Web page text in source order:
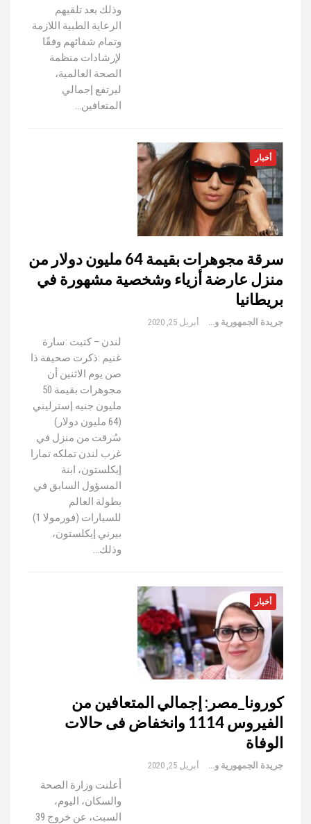
وذلك بعد تلقيهم
الرعاية الطبية اللازمة
وتمام شفائهم وفقًا
لإرشادات منظمة
الصحة العالمية،
ليرتفع إجمالي
المتعافين…
أخبار
سرقة مجوهرات بقيمة 64 مليون دولار من
منزل عارضة أزياء وشخصية مشهورة في
بريطانيا
جريدة الجمهورية والعالم أبريل 25, 2020
لندن – كتبت :سارة
غنيم :ذكرت صحيفة ذا
صن يوم الاثنين أن
مجوهرات بقيمة 50
مليون جنيه إسترليني
(64 مليون دولار)
سُرقت من منزل في
غرب لندن تملكه تمارا
إيكلستون، ابنة
المسؤول السابق في
بطولة العالم
للسيارات (فورمولا 1)
بيرني إيكلستون،
وذلك…
أخبار
كورونا_مصر: إجمالي المتعافين من
الفيروس 1114 وانخفاض فى حالات
الوفاة
جريدة الجمهورية والعالم أبريل 25, 2020
أعلنت وزارة الصحة
والسكان، اليوم،
السبت، عن خروج 39